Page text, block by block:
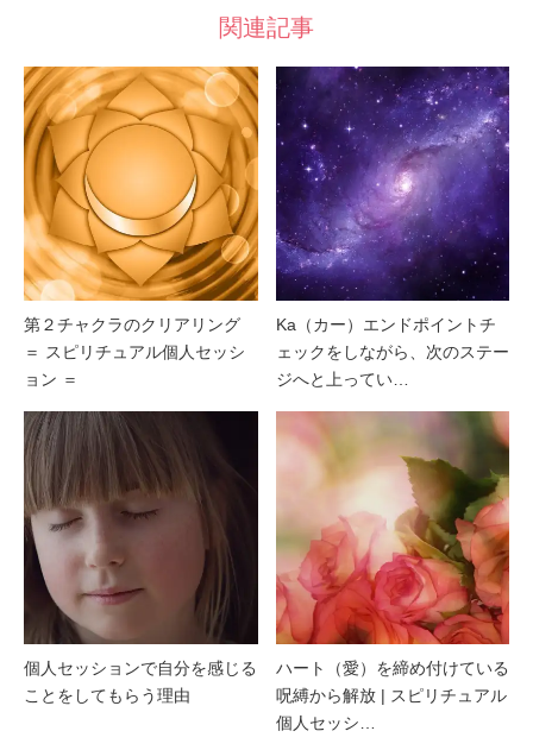
関連記事
第２チャクラのクリアリング
＝ スピリチュアル個人セッシ
ョン ＝
Ka（カー）エンドポイントチ
ェックをしながら、次のステー
ジへと上ってい…
個人セッションで自分を感じる
ことをしてもらう理由
ハート（愛）を締め付けている
呪縛から解放 | スピリチュアル
個人セッシ…